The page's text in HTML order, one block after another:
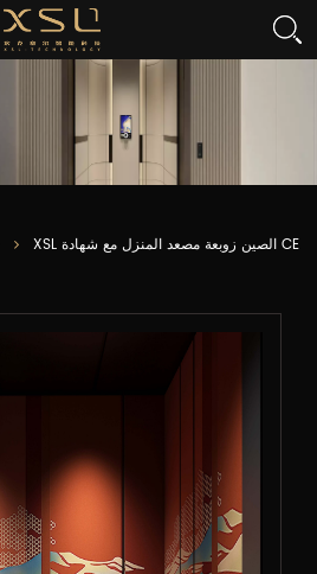
XSL الصين زوبعة مصعد المنزل مع شهادة CE